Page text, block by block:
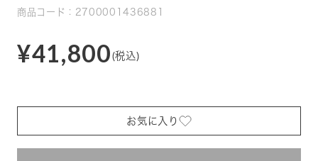
商品コード：2700001436881
¥41,800 (税込)
お気に入り